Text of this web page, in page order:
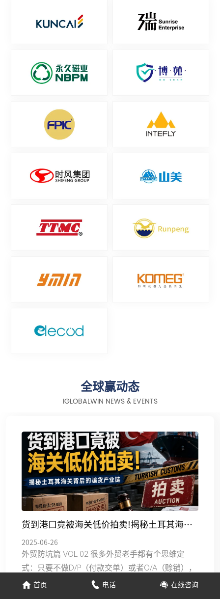
全球赢动态
IGLOBALWIN NEWS & EVENTS
货到港口竟被海关低价拍卖!揭秘土耳其海关
背后的骗货产业链
2025-06-26
外贸防坑篇 VOL 02 很多外贸老手都有个思维定
式：只要不做D/P（付款交单）或者O/A（赊销），
坚持收齐尾款再放单，风险就能控制。 但土耳其的
首页 电话 在线咨询